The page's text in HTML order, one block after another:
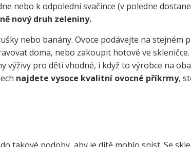
nebo k odpolední svačince (v poledne
nový druh zeleniny.
nebo banány. Ovoce podávejte na stejném
doma, nebo zakoupit hotové ve
výživy pro děti vhodné, i když to výrobce na
najdete vysoce kvalitní ovocné příkrmy,